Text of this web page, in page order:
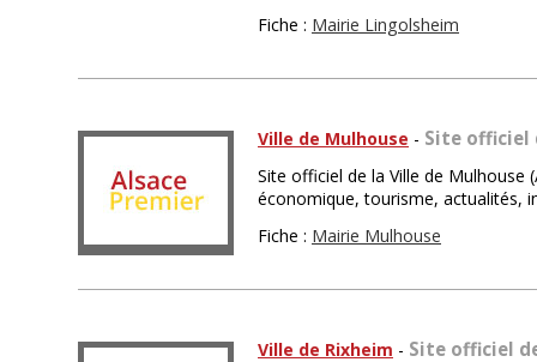
Fiche : Mairie Lingolsheim
Ville de Mulhouse - Site officiel
Site officiel de la Ville de Mulhouse
économique, tourisme, actualités,
Fiche : Mairie Mulhouse
Ville de Rixheim - Site officiel